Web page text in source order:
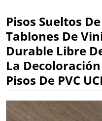
Pisos Sueltos
Tablones De
Durable Libre
La
Pisos De PVC